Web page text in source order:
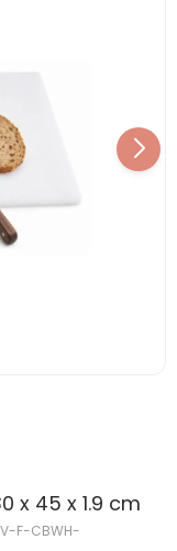
x 45 x 1.9 cm
F-CBWH-